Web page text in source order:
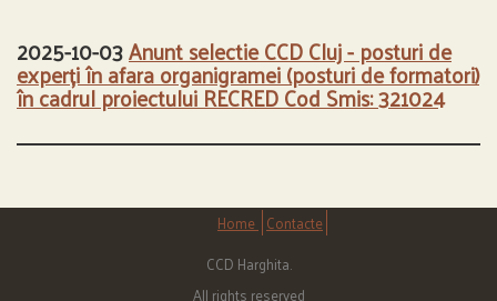
2025-10-03Anunt selectie CCD Cluj - posturi de
experți în afara organigramei (posturi de formatori)
în cadrul proiectului RECRED Cod Smis: 321024
Home Contacte
CCD Harghita.
All rights reserved